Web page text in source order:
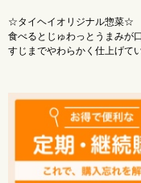
☆タイヘイオリジナル惣菜☆
食べるとじゅわっとうまみが
すじまでやわらかく仕上げて